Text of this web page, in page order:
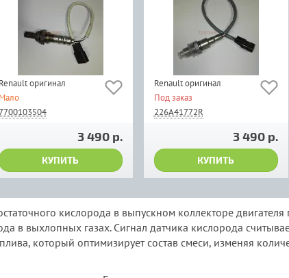
Renault оригинал
Мало
3 490 р.
КУПИТЬ
Renault оригинал
Под заказ
226A41772R
3 490 р.
КУПИТЬ
кислорода в выпускном коллекторе
в выхлопных газах. Сигнал датчика кислорода
который оптимизирует состав смеси, изменяя